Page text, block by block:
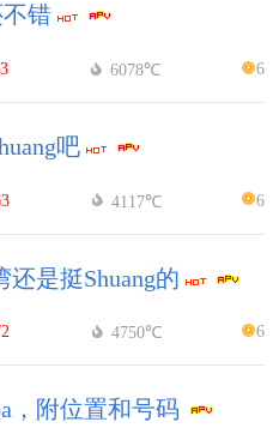
错
6078℃ 6
吧
4117℃ 6
是挺Shuang的
4750℃ 6
，附位置和号码